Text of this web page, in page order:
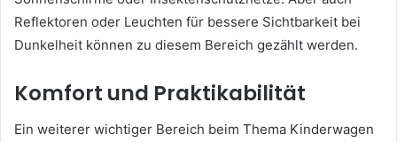
Reflektoren oder Leuchten für bessere Sichtbarkeit bei
Dunkelheit können zu diesem Bereich gezählt werden.
Komfort und Praktikabilität
Ein weiterer wichtiger Bereich beim Thema Kinderwagen